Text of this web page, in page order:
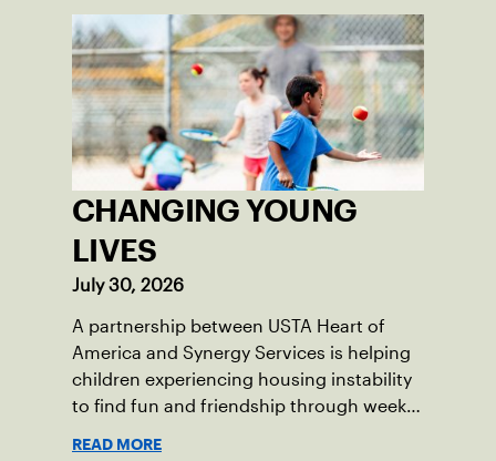
CHANGING YOUNG
LIVES
July 30, 2026
A partnership between USTA Heart of
America and Synergy Services is helping
children experiencing housing instability
to find fun and friendship through weekly
READ MORE